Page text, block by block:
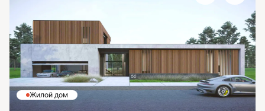
Жилой дом